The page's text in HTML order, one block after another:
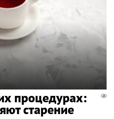
процедурах:
старение